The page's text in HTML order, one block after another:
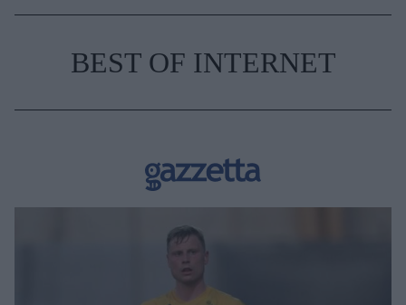
BEST OF INTERNET